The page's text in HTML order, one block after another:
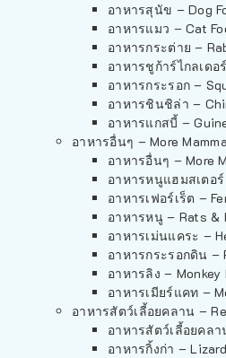
อาหารสุนัข – Dog
อาหารแมว – Cat
อาหารกระต่าย –
อาหารชูก้าร์ไกลเดอ
อาหารกระรอก –
อาหารชินชิล่า –
อาหารแกสบี้ –
อาหารอื่นๆ – More
อาหารอื่นๆ – More
อาหารหนูแฮมสเตอร์
อาหารเฟอร์เร็ต –
อาหารหนู – Rats &
อาหารเม่นแคระ –
อาหารกระรอกดิน –
อาหารลิง – Monkey
อาหารเมียร์แคท –
อาหารสัตว์เลี้อยคลาน –
อาหารสัตว์เลี้อยคล
อาหารกิ้งก่า –